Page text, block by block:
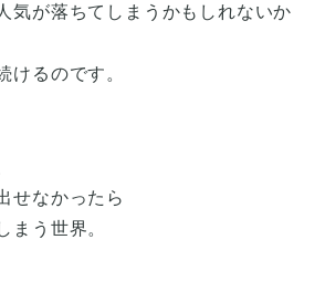
気が落ちてしまうかもしれないか
けるのです。
せなかったら
まう世界。